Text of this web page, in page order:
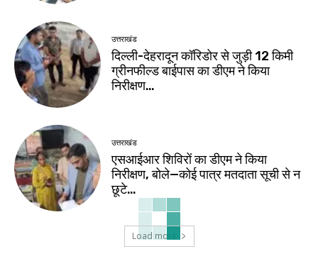
उत्तराखंड
दिल्ली-देहरादून कॉरिडोर से जुड़ी 12 किमी
ग्रीनफील्ड बाईपास का डीएम ने किया
निरीक्षण…
उत्तराखंड
एसआईआर शिविरों का डीएम ने किया
निरीक्षण, बोले—कोई पात्र मतदाता सूची से न
छूटे…
Load more